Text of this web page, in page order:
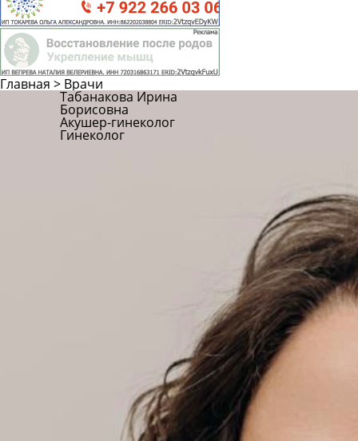
Главная > Врачи
Табанакова Ирина
Борисовна
Акушер-гинеколог
Гинеколог